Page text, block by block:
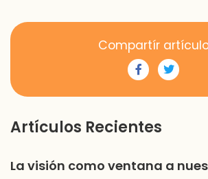
Compartír
Artículos Recientes
La visión como ventana a